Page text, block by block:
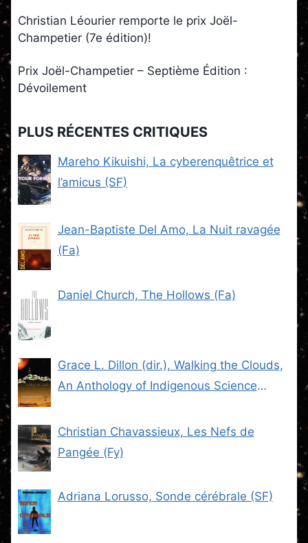
Christian Léourier remporte le prix Joël-
Champetier (7e édition)!
Prix Joël-Champetier – Septième Édition :
Dévoilement
PLUS RÉCENTES CRITIQUES
Mareho Kikuishi, La cyberenquêtrice et
l’amicus (SF)
Jean-Baptiste Del Amo, La Nuit ravagée
(Fa)
Daniel Church, The Hollows (Fa)
Grace L. Dillon (dir.), Walking the Clouds,
An Anthology of Indigenous Science
Christian Chavassieux, Les Nefs de
Pangée (Fy)
Adriana Lorusso, Sonde cérébrale (SF)